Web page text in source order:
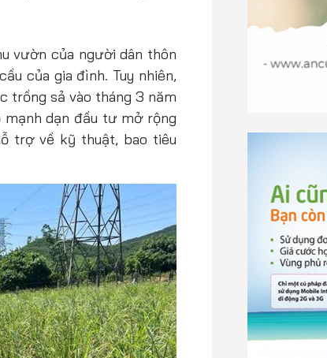
vườn của người dân thôn
của gia đình. Tuy nhiên,
trồng sả vào tháng 3 năm
mạnh dạn đầu tư mở rộng
trợ về kỹ thuật, bao tiêu